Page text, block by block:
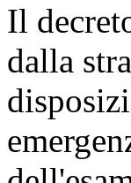
Il
dalla